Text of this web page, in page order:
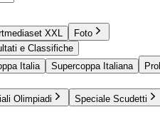
XXL
Foto
e Classifiche
Italia Supercoppa Italiana
Olimpiadi Speciale Scudetti